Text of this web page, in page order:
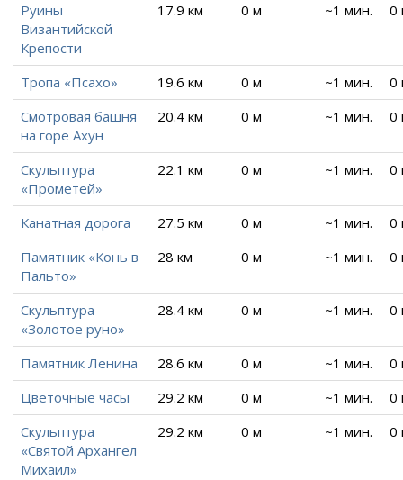
Руины
Византийской
Крепости
17.9 км 0 м ~1 мин. 0
Тропа «Псахо» 19.6 км 0 м ~1 мин.
0
Смотровая башня
на горе Ахун
20.4 км 0 м ~1 мин. 0
Скульптура
«Прометей»
22.1 км 0 м ~1 мин. 0
Канатная дорога 27.5 км 0 м ~1 мин.
0
Памятник «Конь в
Пальто»
28 км 0 м ~1 мин. 0
Скульптура
«Золотое руно»
28.4 км 0 м ~1 мин. 0
Памятник Ленина 28.6 км 0 м ~1 мин.
0
Цветочные часы
29.2 км 0 м ~1 мин.
0
Скульптура
«Святой Архангел
Михаил»
29.2 км 0 м ~1 мин. 0